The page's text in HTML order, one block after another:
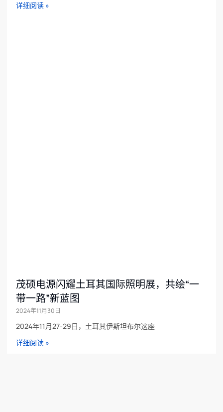
详细阅读 »
茂硕电源闪耀土耳其国际照明展，共绘“一
带一路”新蓝图
2024年11月30日
2024年11月27-29日，土耳其伊斯坦布尔这座
详细阅读 »